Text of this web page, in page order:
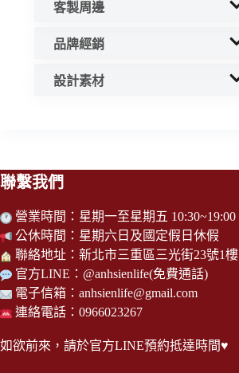
客製周邊
品牌經銷
設計素材
聯繫我們
營業時間：星期一至星期五 10:30~19:00
公休時間：星期六日及國定假日休假
聯絡地址：新北市三重區三光街23號1樓
官方LINE： @anhsienlife(免費通話)
電子信箱： anhsienlife@gmail.com
連絡電話：0966023267
如欲前來，請於官方LINE預約抵達時間♥